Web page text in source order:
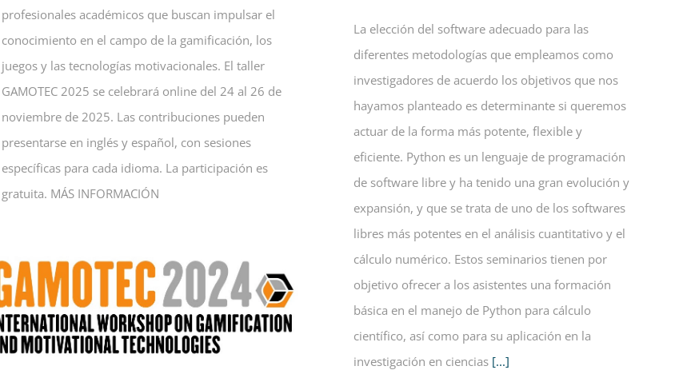
profesionales académicos que buscan impulsar el
conocimiento en el campo de la gamificación, los
juegos y las tecnologías motivacionales. El taller
GAMOTEC 2025 se celebrará online del 24 al 26 de
noviembre de 2025. Las contribuciones pueden
presentarse en inglés y español, con sesiones
específicas para cada idioma. La participación es
gratuita. MÁS INFORMACIÓN
La elección del software adecuado para las
diferentes metodologías que empleamos como
investigadores de acuerdo los objetivos que nos
hayamos planteado es determinante si queremos
actuar de la forma más potente, flexible y
eficiente. Python es un lenguaje de programación
de software libre y ha tenido una gran evolución y
expansión, y que se trata de uno de los softwares
libres más potentes en el análisis cuantitativo y el
cálculo numérico. Estos seminarios tienen por
objetivo ofrecer a los asistentes una formación
básica en el manejo de Python para cálculo
científico, así como para su aplicación en la
investigación en ciencias [...]